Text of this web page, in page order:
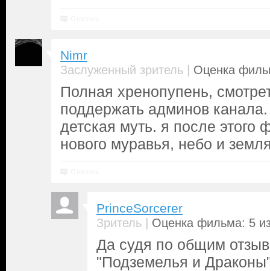
Nimr
Заслуженный зритель | Оценка
Полная хренопупень,
поддержать админов канала.
детская муть. я после этого
нового муравья, небо и
PrinceSorcerer
Зритель | Оценка фильма: 5
Да судя по общим
"Подземелья и